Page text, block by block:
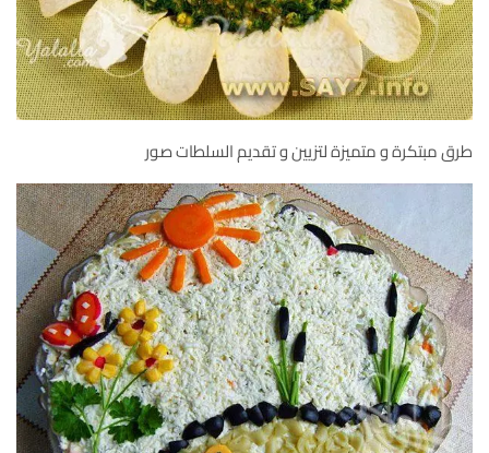
طرق مبتكرة و متميزة لتزيين و تقديم السلطات صور